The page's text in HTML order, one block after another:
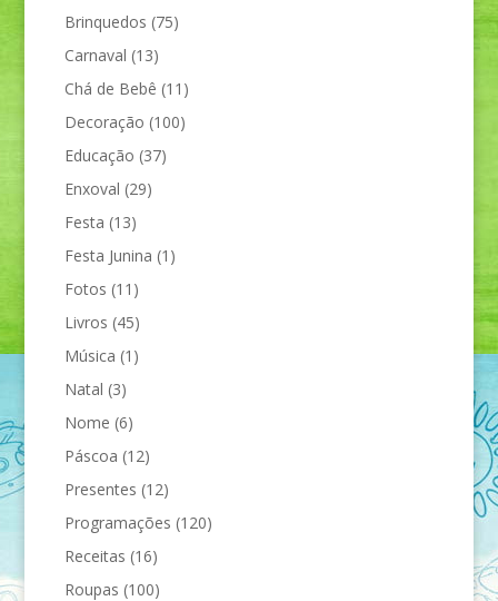
Brinquedos (75)
Carnaval (13)
Chá de Bebê (11)
Decoração (100)
Educação (37)
Enxoval (29)
Festa (13)
Festa Junina (1)
Fotos (11)
Livros (45)
Música (1)
Natal (3)
Nome (6)
Páscoa (12)
Presentes (12)
Programações (120)
Receitas (16)
Roupas (100)